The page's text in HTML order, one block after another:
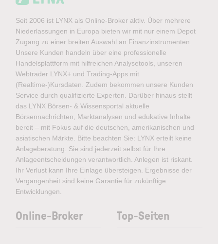
Seit 2006 ist LYNX als Online-Broker aktiv. Über mehrere
Niederlassungen in Europa bieten wir mit nur einem Depot
Zugang zu einer breiten Auswahl an Finanzinstrumenten.
Unsere Kunden handeln über eine professionelle
Handelsplattform mit hilfreichen Analysetools, unseren
Webtrader LYNX+ und Trading-Apps mit
(Realtime-)Kursdaten. Zudem bekommen unsere Kunden
Service durch qualifizierte Experten. Darüber hinaus stellt
das LYNX Börsen- & Wissensportal aktuelle
Börsennachrichten, Marktanalysen und edukative Inhalte
bereit – mit Fokus auf die deutschen, amerikanischen und
asiatischen Märkte. Bitte beachten Sie: LYNX erteilt keine
Anlageberatung. Sie sind jederzeit selbst für Ihre
Anlageentscheidungen verantwortlich. Anlegen ist riskant.
Ihr Verlust kann Ihre Einlage übersteigen. Ergebnisse der
Vergangenheit sind keine Garantie für zukünftige
Entwicklungen.
Online-Broker Top-Seiten